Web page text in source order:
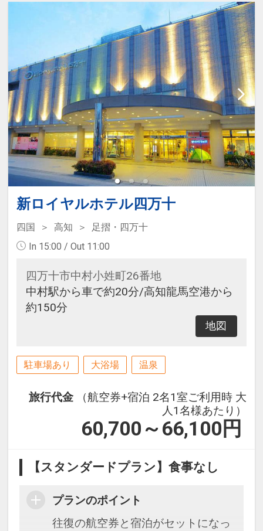
新ロイヤルホテル四万十
四国 高知
足摺・四万十
In 15:00 / Out 11:00
四万十市中村小姓町26番地
中村駅から車で約20分/高知龍馬空港から
約150分
地図
駐車場あり 大浴場 温泉
旅行代金
（航空券+宿泊 2名1室ご利用時 大
人1名様あたり）
60,700～66,100 円
【スタンダードプラン】食事なし
プランのポイント
往復の航空券と宿泊がセットになっ